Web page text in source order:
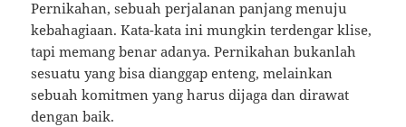
Pernikahan, sebuah perjalanan panjang menuju
kebahagiaan. Kata-kata ini mungkin terdengar klise,
tapi memang benar adanya. Pernikahan bukanlah
sesuatu yang bisa dianggap enteng, melainkan
sebuah komitmen yang harus dijaga dan dirawat
dengan baik.